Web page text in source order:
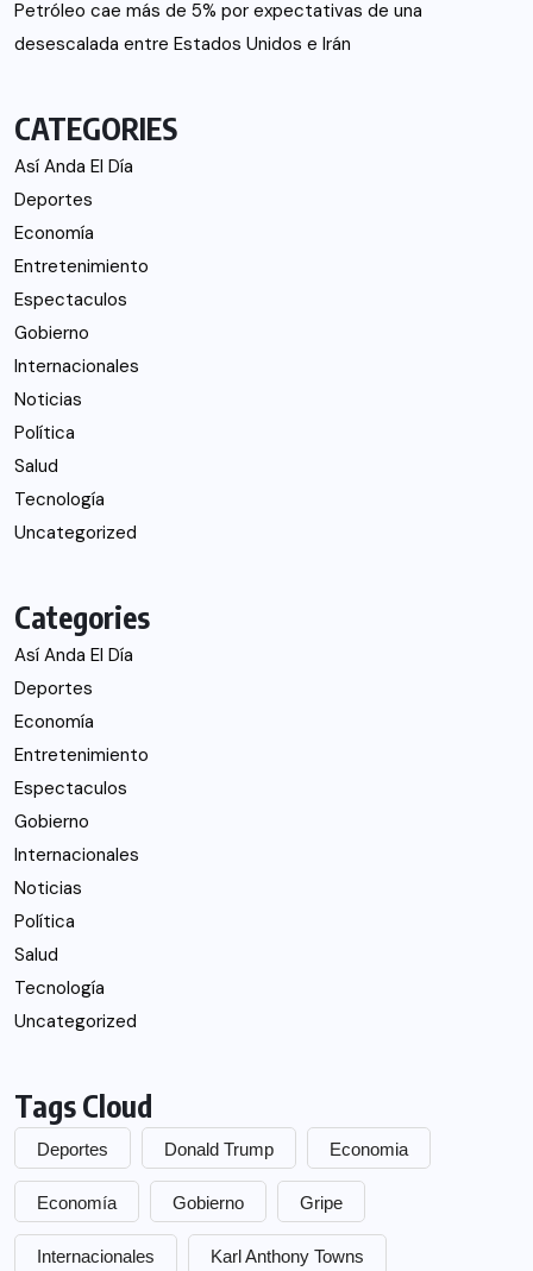
Petróleo cae más de 5% por expectativas de una
desescalada entre Estados Unidos e Irán
CATEGORIES
Así Anda El Día
Deportes
Economía
Entretenimiento
Espectaculos
Gobierno
Internacionales
Noticias
Política
Salud
Tecnología
Uncategorized
Categories
Así Anda El Día
Deportes
Economía
Entretenimiento
Espectaculos
Gobierno
Internacionales
Noticias
Política
Salud
Tecnología
Uncategorized
Tags Cloud
Deportes Donald Trump Economia
Economía Gobierno Gripe
Internacionales Karl Anthony Towns